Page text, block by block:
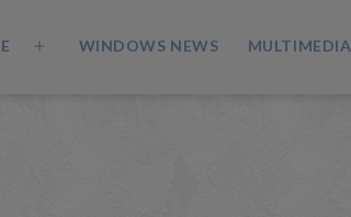
WINDOWS NEWS MULTIMEDIA